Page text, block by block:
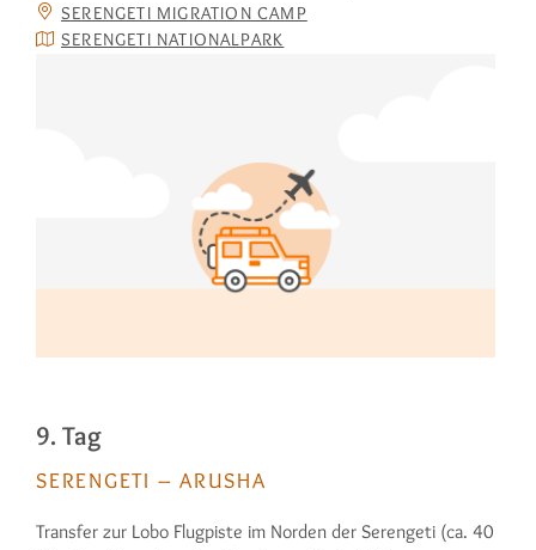
SERENGETI MIGRATION CAMP
SERENGETI NATIONALPARK
9. Tag
SERENGETI – ARUSHA
Transfer zur Lobo Flugpiste im Norden der Serengeti (ca. 40